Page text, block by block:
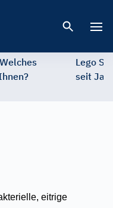
Lego
seit
eitrige